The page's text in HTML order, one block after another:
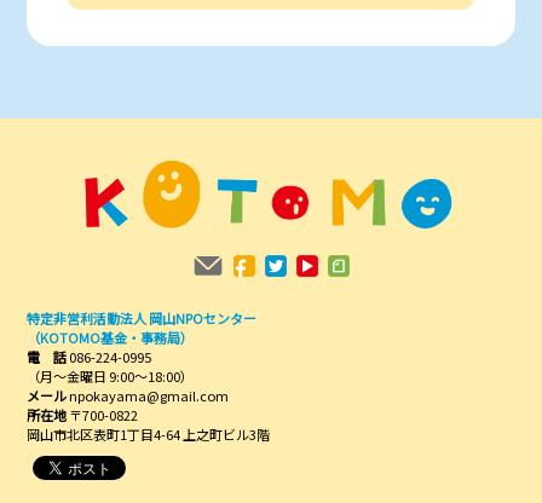
特定非営利活動法人 岡山NPOセンター
（KOTOMO基金・事務局）
電 話086-224-0995
（月～金曜日 9:00～18:00）
メールnpokayama@gmail.com
所在地〒700-0822
岡山市北区表町1丁目4-64 上之町ビル3階